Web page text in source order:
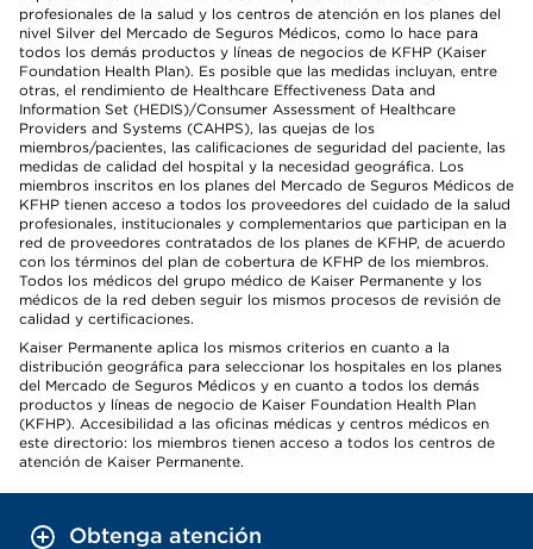
profesionales de la salud y los centros de atención en los planes del
nivel Silver del Mercado de Seguros Médicos, como lo hace para
todos los demás productos y líneas de negocios de KFHP (Kaiser
Foundation Health Plan). Es posible que las medidas incluyan, entre
otras, el rendimiento de Healthcare Effectiveness Data and
Information Set (HEDIS)/Consumer Assessment of Healthcare
Providers and Systems (CAHPS), las quejas de los
miembros/pacientes, las calificaciones de seguridad del paciente, las
medidas de calidad del hospital y la necesidad geográfica. Los
miembros inscritos en los planes del Mercado de Seguros Médicos de
KFHP tienen acceso a todos los proveedores del cuidado de la salud
profesionales, institucionales y complementarios que participan en la
red de proveedores contratados de los planes de KFHP, de acuerdo
con los términos del plan de cobertura de KFHP de los miembros.
Todos los médicos del grupo médico de Kaiser Permanente y los
médicos de la red deben seguir los mismos procesos de revisión de
calidad y certificaciones.
Kaiser Permanente aplica los mismos criterios en cuanto a la
distribución geográfica para seleccionar los hospitales en los planes
del Mercado de Seguros Médicos y en cuanto a todos los demás
productos y líneas de negocio de Kaiser Foundation Health Plan
(KFHP). Accesibilidad a las oficinas médicas y centros médicos en
este directorio: los miembros tienen acceso a todos los centros de
atención de Kaiser Permanente.
Obtenga atención